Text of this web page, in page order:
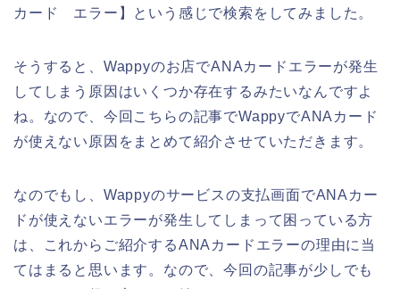
カード エラー】という感じで検索をしてみました。
そうすると、Wappyのお店でANAカードエラーが発生
してしまう原因はいくつか存在するみたいなんですよ
ね。なので、今回こちらの記事でWappyでANAカード
が使えない原因をまとめて紹介させていただきます。
なのでもし、Wappyのサービスの支払画面でANAカー
ドが使えないエラーが発生してしまって困っている方
は、これからご紹介するANAカードエラーの理由に当
てはまると思います。なので、今回の記事が少しでも